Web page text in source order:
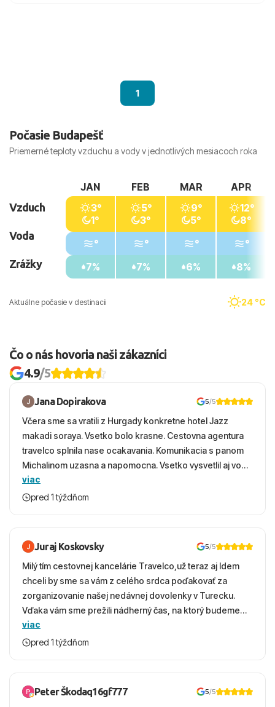
1
Počasie Budapešť
Priemerné teploty vzduchu a vody v jednotlivých mesiacoch roka
Aktuálne počasie v destinacii 24 °C
Vzduch
Voda
Zrážky
JAN
3°
1°
°
7%
FEB
5°
3°
°
7%
MAR
9°
5°
°
6%
APR
12°
8°
°
8%
Čo o nás hovoria naši zákazníci
4.9/5
Jana Dopirakova 5/5
Včera sme sa vratili z Hurgady konkretne hotel Jazz
makadi soraya. Vsetko bolo krasne. Cestovna agentura
travelco splnila nase ocakavania. Komunikacia s panom
Michalinom uzasna a napomocna. Vsetko vysvetlil aj vo
vecernych hodinach zaco sa ospravedlnujem. Hotel
krasny, cisty. Sluzby top. Strava, prostredie, more,
viac
pred 1 týždňom
Juraj Koskovsky 5/5
Milý tím cestovnej kancelárie Travelco,už teraz aj Idem
chceli by sme sa vám z celého srdca poďakovať za
zorganizovanie našej nedávnej dovolenky v Turecku.
Vďaka vám sme prežili nádherný čas, na ktorý budeme
ešte dlho s úsmevom spomínať. ​Všetko prebehlo
absolútne hladko – od prvotného výberu zájazdu, cez
bola to trefa do čierneho! ​Čo nás dostalo najviac: ​Skvelé
služby a personál: Vždy usmievaví, ochotní a starostliví
viac
pred 1 týždňom
Peter Škodaq16gf777 5/5